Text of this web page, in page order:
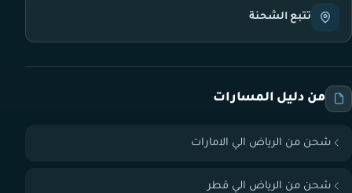
تتبع الشحنة
من دليل المسارات
شحن من الرياض الي الامارات
شحن من الرياض الي قطر